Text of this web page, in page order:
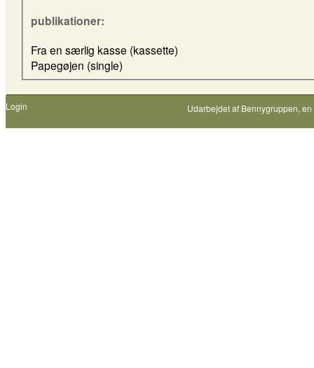
publikationer:
Fra en særlig kasse (kassette)
Papegøjen (single)
Login Udarbejdet af Bennygruppen,